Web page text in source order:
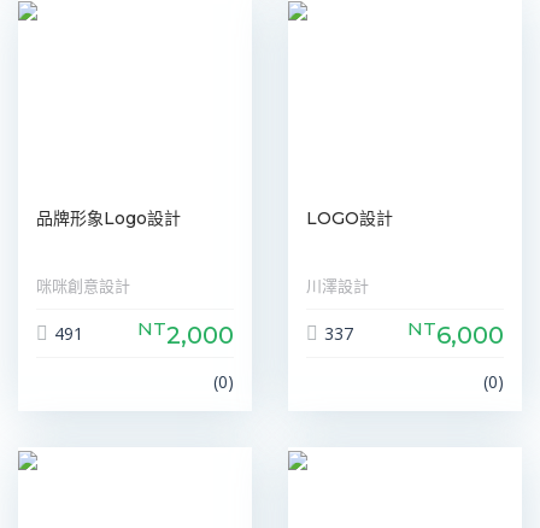
品牌形象Logo設計
咪咪創意設計
491 NT2,000
(0)
LOGO設計
川澤設計
337 NT6,000
(0)